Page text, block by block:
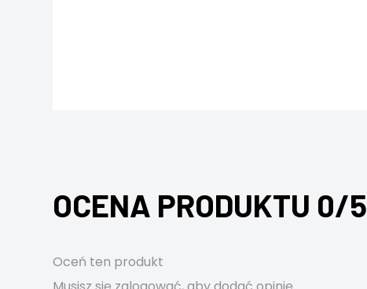
OCENA PRODUKTU 0/5
Oceń ten produkt